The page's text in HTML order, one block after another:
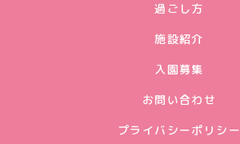
過ごし方
施設紹介
入園募集
お問い合わせ
プライバシーポリシー